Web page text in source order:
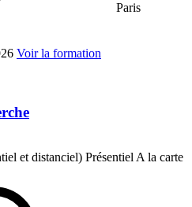
Paris
Voir la formation
et distanciel) Présentiel A la carte